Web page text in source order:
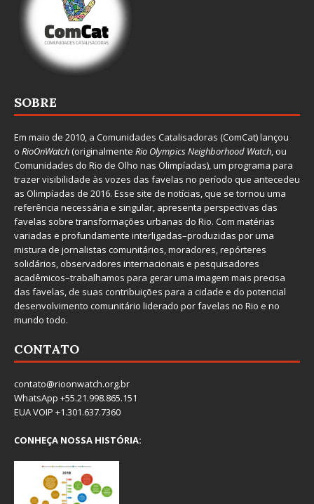
SOBRE
Em maio de 2010, a Comunidades Catalisadoras (ComCat) lançou
o RioOnWatch(originalmente Rio Olympics Neighborhood Watch, ou
Comunidades do Rio de Olho nas Olimpíadas), um programa para
trazer visibilidade às vozes das favelas no período que antecedeu
as Olimpíadas de 2016. Esse site de notícias, que se tornou uma
referência necessária e singular, apresenta perspectivas das
favelas sobre transformações urbanas do Rio. Com matérias
variadas e profundamente interligadas–produzidas por uma
mistura de jornalistas comunitários, moradores, repórteres
solidários, observadores internacionais e pesquisadores
acadêmicos–trabalhamos para gerar uma imagem mais precisa
das favelas, de suas contribuições para a cidade e do potencial
desenvolvimento comunitário liderado por favelas no Rio e no
mundo todo.
CONTATO
contato@rioonwatch.org.br
WhatsApp +55.21.998.865.151
EUA VOIP +1.301.637.7360
CONHEÇA NOSSA HISTÓRIA: